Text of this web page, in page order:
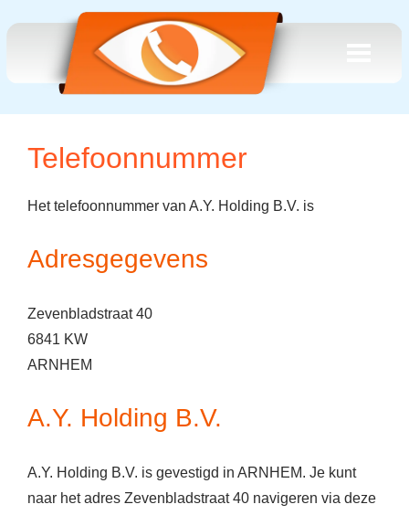
Telefoonnummer
Het telefoonnummer van A.Y. Holding B.V. is
Adresgegevens
Zevenbladstraat 40
6841 KW
ARNHEM
A.Y. Holding B.V.
A.Y. Holding B.V. is gevestigd in ARNHEM. Je kunt
naar het adres Zevenbladstraat 40 navigeren via deze